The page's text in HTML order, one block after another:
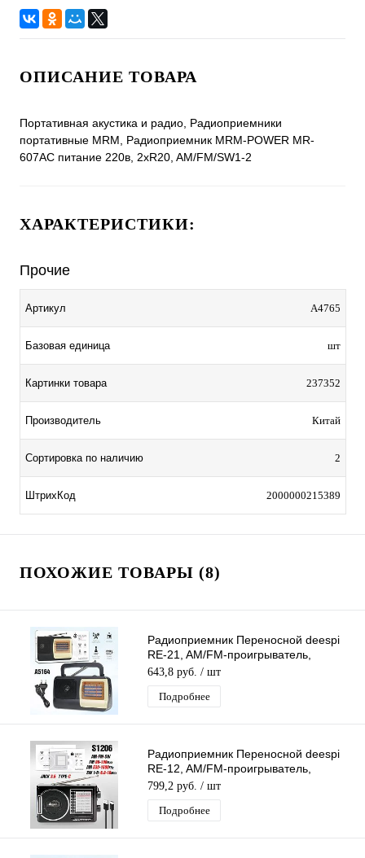
ОПИСАНИЕ ТОВАРА
Портативная акустика и радио, Радиоприемники
портативные MRM, Радиоприемник MRM-POWER MR-
607AC питание 220в, 2хR20, AM/FM/SW1-2
ХАРАКТЕРИСТИКИ:
Прочие
Артикул A4765
Базовая единица шт
Картинки товара 237352
Производитель Китай
Сортировка по наличию 2
ШтрихКод 2000000215389
ПОХОЖИЕ ТОВАРЫ (8)
Радиоприемник Переносной deespi
RE-21, AM/FM-проигрыватель,
питание аккумулятор/220В
AM/FM/SW1-2/TV
643,8 руб. / шт
Подробнее
Радиоприемник Переносной deespi
RE-12, AM/FM-проигрыватель,
питание аккумулятор/220В
799,2 руб. / шт
Подробнее